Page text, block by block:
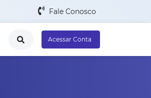
Fale Conosco
Acessar Conta